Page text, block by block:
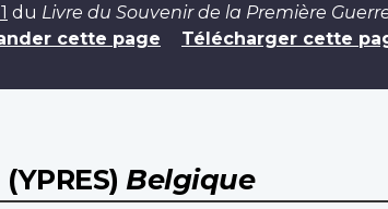
du Livre du Souvenir de la Première
cette page
Télécharger cette
Belgique